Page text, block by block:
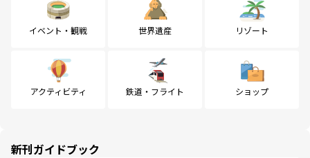
イベント・観戦 世界遺産 リゾート
アクティビティ 鉄道・フライト ショップ
新刊ガイドブック